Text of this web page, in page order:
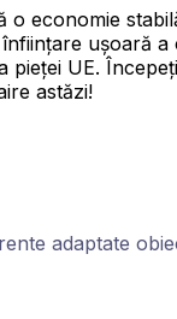
o economie
ușoară a
pieței UE.
astăzi!
adaptate